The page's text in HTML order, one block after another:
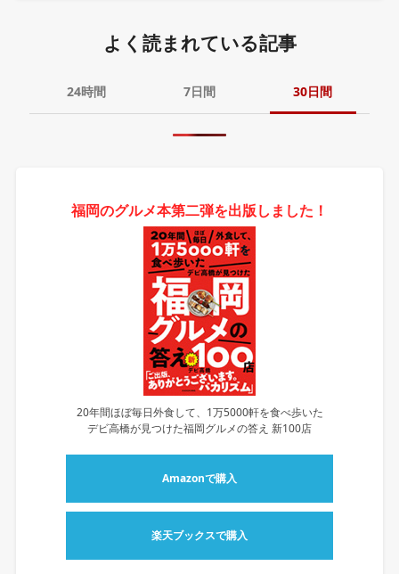
よく読まれている記事
24時間 7日間 30日間
福岡のグルメ本第二弾を出版しました！
20年間ほぼ毎日外食して、1万5000軒を食べ歩いた
デビ高橋が見つけた福岡グルメの答え 新100店
Amazonで購入
楽天ブックスで購入